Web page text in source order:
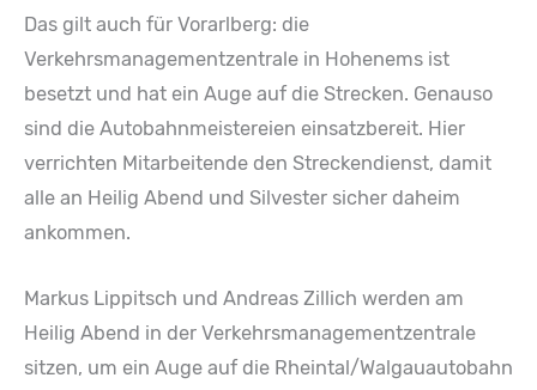
Das gilt auch für Vorarlberg: die
Verkehrsmanagementzentrale in Hohenems ist
besetzt und hat ein Auge auf die Strecken. Genauso
sind die Autobahnmeistereien einsatzbereit. Hier
verrichten Mitarbeitende den Streckendienst, damit
alle an Heilig Abend und Silvester sicher daheim
ankommen.
Markus Lippitsch und Andreas Zillich werden am
Heilig Abend in der Verkehrsmanagementzentrale
sitzen, um ein Auge auf die Rheintal/Walgauautobahn